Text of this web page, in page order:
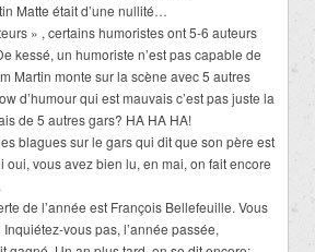
Matte était d’une nullité…
» , certains humoristes ont 5-6 auteurs
kessé, un humoriste n’est pas capable de
Martin monte sur la scène avec 5 autres
d’humour qui est mauvais c’est pas juste la
de 5 autres gars? HA HA HA!
blagues sur le gars qui dit que son père est
vous avez bien lu, en mai, on fait encore
de l’année est François Bellefeuille. Vous
vous pas, l’année passée,